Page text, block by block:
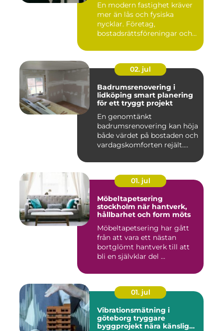
En modern fastighet kräver
mer än lås och fysiska
nycklar. Företag,
bostadsrättsföreningar och
02. jul
Badrumsrenovering i
lidköping smart planering
för ett tryggt projekt
En genomtänkt
badrumsrenovering kan höja
både värdet på bostaden och
vardagskomforten rejält.
01. jul
Möbeltapetsering
stockholm när hantverk,
hållbarhet och form möts
Möbeltapetsering har gått
från att vara ett nästan
bortglömt hantverk till att
bli en självklar del ...
01. jul
Vibrationsmätning i
göteborg tryggare
byggprojekt nära känsliga